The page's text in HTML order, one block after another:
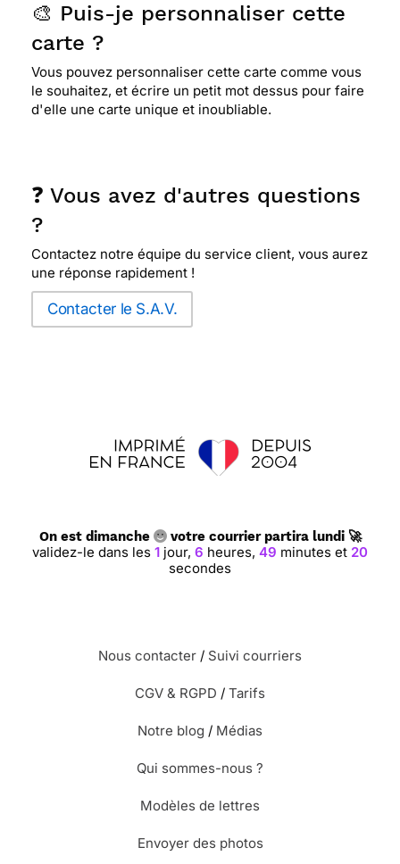
🎨 Puis-je personnaliser cette
carte ?
Vous pouvez personnaliser cette carte comme vous
le souhaitez, et écrire un petit mot dessus pour faire
d'elle une carte unique et inoubliable.
❓ Vous avez d'autres questions
?
Contactez notre équipe du service client, vous aurez
une réponse rapidement !
Contacter le S.A.V.
On est dimanche votre courrier partira lundi 🚀
validez-le dans les1 jour,6 heures,49 minutes et19
secondes
Nous contacter / Suivi courriers
CGV & RGPD / Tarifs
Notre blog / Médias
Qui sommes-nous ?
Modèles de lettres
Envoyer des photos